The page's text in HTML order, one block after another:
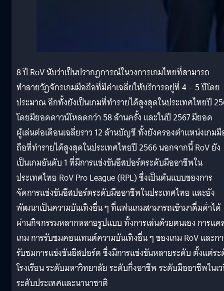
8 ปี RoV นับว่าเป็นปรากฏการณ์ในวงการเกมไทยที่สามารถ
ทำลายวัฏจักรเกมมือถือที่มีค่าเฉลี่ยให้บริการอยู่ที่ 4 – 5 ปีโดย
ประมาณ อีกทั้งยังเป็นเกมที่ทํารายได้สูงสุดในประเทศไทยปี
โดยมียอดดาวน์โหลดกว่า 58 ล้านครั้ง และในปี 2567 มียอด
ผู้เล่นต่อเดือนเฉลี่ยราว 12 ล้านบัญชี ทั้งยังครองตําแหน่งเกม
ถือที่ทํารายได้สูงสุดในประเทศไทยปี 2566 นอกจากนี้ RoV ยัง
เป็นเกมอันดับ 1 ที่มีการแข่งขันอีสปอร์ตระดับมืออาชีพใน
ประเทศไทย RoV Pro League (RPL) ซึ่งเป็นต้นแบบของการ
จัดการแข่งขันอีสปอร์ตระดับมืออาชีพในประเทศไทย และยัง
พัฒนาเป็นความบันเทิงอื่น ๆ ที่แฟนเกมสามารถเข้ามาดื่มด่ำได้
ผ่านกิจกรรมหลากหลายรูปแบบ ทั้งการเล่นด้วยตนเอง การแ
เกม การรับชมคอนเทนต์ความบันเทิงอื่น ๆ ของเกม RoV และก
รับชมการแข่งขันอีสปอร์ต ซึ่งมีการแข่งขันหลายระดับ ตั้งแต่ร
โรงเรียน ระดับมหาวิทยาลัย ระดับกึ่งอาชีพ ระดับมืออาชีพในเ
ระดับประเทศและนานาชาติ